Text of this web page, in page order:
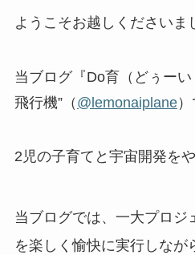
ようこそお越しくださいま
当ブログ『Do育（どぅー
飛行機”（ @lemonaiplane）
2児の子育てと宇宙開発を
当ブログでは、一大プロジ
を楽しく愉快に実行しなが